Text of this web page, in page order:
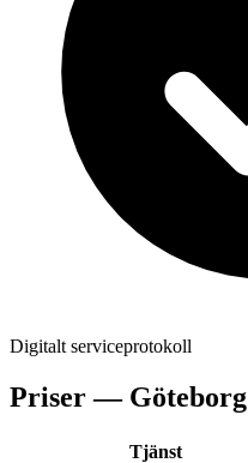
Digitalt serviceprotokoll
Priser — Göteborg
Tjänst